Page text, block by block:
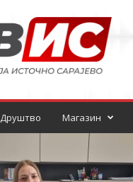
Друштво Магазин